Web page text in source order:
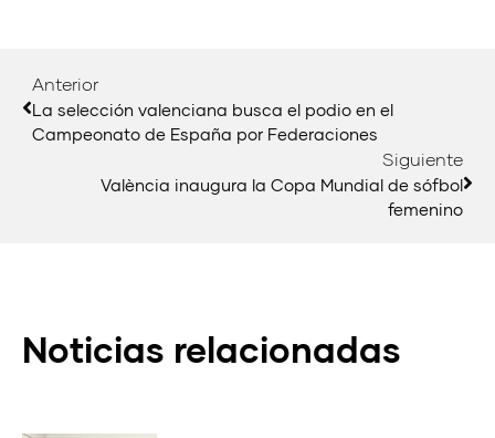
Anterior
La selección valenciana busca el podio en el
Campeonato de España por Federaciones
Siguiente
València inaugura la Copa Mundial de sófbol
femenino
Noticias relacionadas